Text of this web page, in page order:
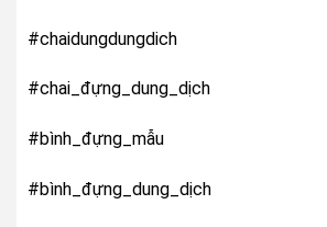
#chaidungdungdich
#chai_đựng_dung_dịch
#bình_đựng_mẫu
#bình_đựng_dung_dịch